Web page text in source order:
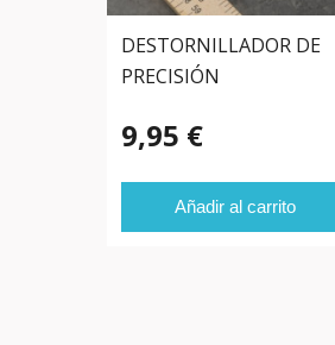
DESTORNILLADOR DE
PRECISIÓN
9,95 €
Añadir al carrito